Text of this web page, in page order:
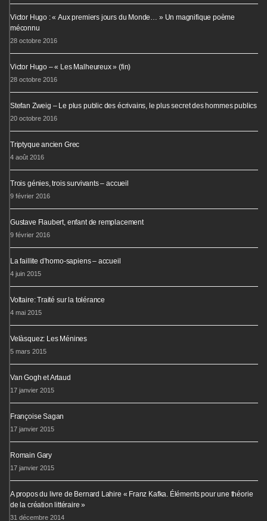
Victor Hugo : « Aux premiers jours du Monde… » Un magnifique poème
méconnu
28 octobre 2016
Victor Hugo – « Les Malheureux » (fin)
28 octobre 2016
Stefan Zweig – Le plus public des écrivains, le plus secret des hommes publics
20 octobre 2016
Triptyque ancien Grec
4 août 2016
Trois génies, trois survivants – accueil
9 février 2016
Gustave Flaubert, enfant de remplacement
9 février 2016
La faillite d’homo-sapiens – accueil
4 juin 2015
Voltaire: Traité sur la tolérance
4 mai 2015
Velàsquez: Les Ménines
5 mars 2015
Van Gogh et Artaud
17 janvier 2015
Françoise Sagan
17 janvier 2015
Romain Gary
17 janvier 2015
A propos du livre de Bernard Lahire « Franz Kafka. Éléments pour une théorie
de la création littéraire »
31 décembre 2014